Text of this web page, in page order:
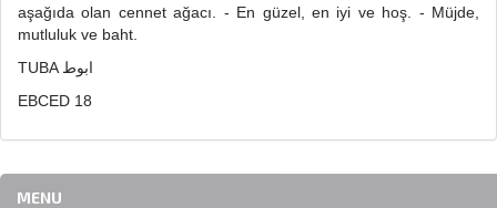
aşağıda olan cennet ağacı. - En güzel, en iyi ve hoş. - Müjde,
mutluluk ve baht.
TUBA ابوط
EBCED 18
MENU